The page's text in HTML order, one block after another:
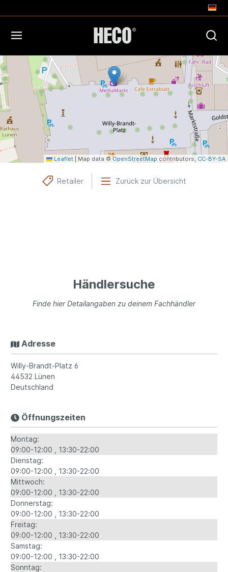
−
Leaflet Map data ©OpenStreetMap contributors, CC-BY-SA
Retailer Zurück zur Übersicht
Händlersuche
Finde hier Detailangaben zu deinem Fachhändler
Adresse
Willy-Brandt-Platz 6
44532 Lünen
Deutschland
Öffnungszeiten
Montag:
09:00-12:00
13:30-22:00
Dienstag:
09:00-12:00
13:30-22:00
Mittwoch:
09:00-12:00
13:30-22:00
Donnerstag:
09:00-12:00
13:30-22:00
Freitag:
09:00-12:00
13:30-22:00
Samstag:
09:00-12:00
13:30-22:00
Sonntag: